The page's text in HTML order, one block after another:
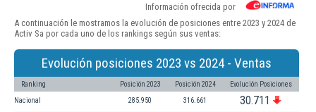
Información ofrecida por
A continuación le mostramos la evolución de posiciones entre 2023 y 2024 de
Activ Sa por cada uno de los rankings según sus ventas:
Evolución posiciones 2023 vs 2024 - Ventas
Ranking Posición 2023 Posición 2024 Evolución Posiciones
Nacional 285.950 316.661 30.711